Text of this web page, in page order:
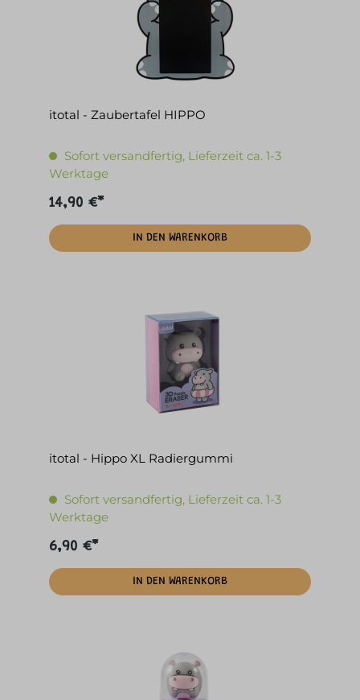
itotal - Zaubertafel HIPPO
Sofort versandfertig, Lieferzeit ca. 1-3
Werktage
14,90 €*
IN DEN WARENKORB
itotal - Hippo XL Radiergummi
Sofort versandfertig, Lieferzeit ca. 1-3
Werktage
6,90 €*
IN DEN WARENKORB